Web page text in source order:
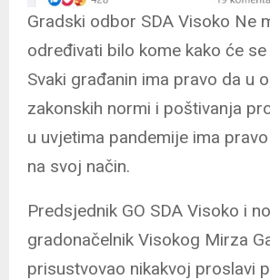
Gradski odbor SDA Visoko Ne
određivati bilo kome kako će
Svaki građanin ima pravo da u
zakonskih normi i poštivanja
u uvjetima pandemije ima
na svoj način.
Predsjednik GO SDA Visoko i
gradonačelnik Visokog Mirza
prisustvovao nikakvoj proslavi